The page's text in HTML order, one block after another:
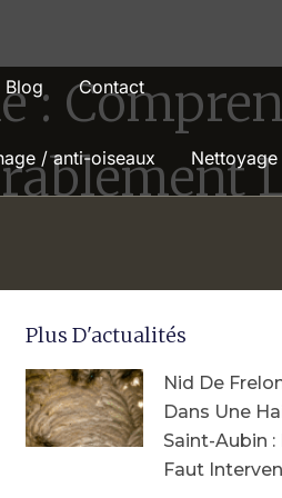
Blog Contact
/ anti-oiseaux Nettoyage
:
Plus D'actualités
Nid De
Dans Une
Saint-Aubin
Faut